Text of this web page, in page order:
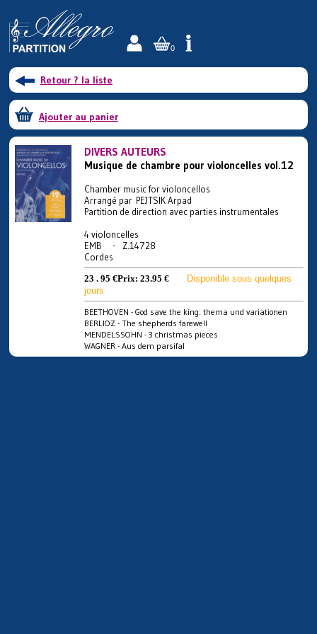
0
Retour ? la liste
Ajouter au panier
DIVERS AUTEURS
Musique de chambre pour violoncelles vol.12
Chamber music for violoncellos
Arrangé par PEJTSIK Arpad
Partition de direction avec parties instrumentales
4 violoncelles
EMB - Z.14728
Cordes
23 . 95 €Prix: 23.95 €
Disponible sous quelques
jours
BEETHOVEN - God save the king: thema und variationen
BERLIOZ - The shepherds farewell
MENDELSSOHN - 3 christmas pieces
WAGNER - Aus dem parsifal